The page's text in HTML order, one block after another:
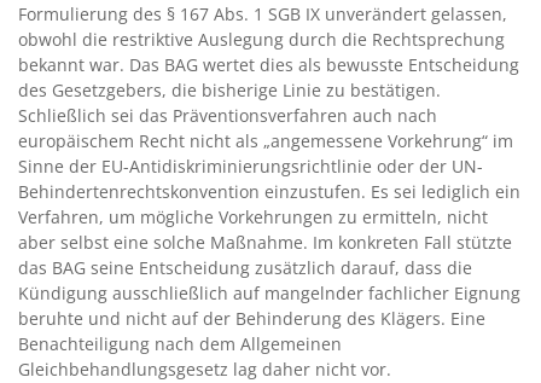
Formulierung des § 167 Abs. 1 SGB IX unverändert gelassen,
obwohl die restriktive Auslegung durch die Rechtsprechung
bekannt war. Das BAG wertet dies als bewusste Entscheidung
des Gesetzgebers, die bisherige Linie zu bestätigen.
Schließlich sei das Präventionsverfahren auch nach
europäischem Recht nicht als „angemessene Vorkehrung“ im
Sinne der EU-Antidiskriminierungsrichtlinie oder der UN-
Behindertenrechtskonvention einzustufen. Es sei lediglich ein
Verfahren, um mögliche Vorkehrungen zu ermitteln, nicht
aber selbst eine solche Maßnahme. Im konkreten Fall stützte
das BAG seine Entscheidung zusätzlich darauf, dass die
Kündigung ausschließlich auf mangelnder fachlicher Eignung
beruhte und nicht auf der Behinderung des Klägers. Eine
Benachteiligung nach dem Allgemeinen
Gleichbehandlungsgesetz lag daher nicht vor.